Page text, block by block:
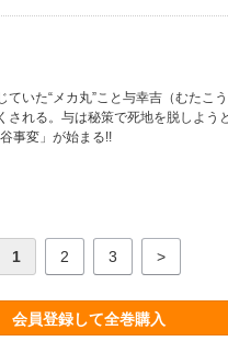
ていた“メカ丸”こと与幸吉（むたこ
される。与は秘策で死地を脱しよ
事変」が始まる!!
1 2 3 >
会員登録して全巻購入